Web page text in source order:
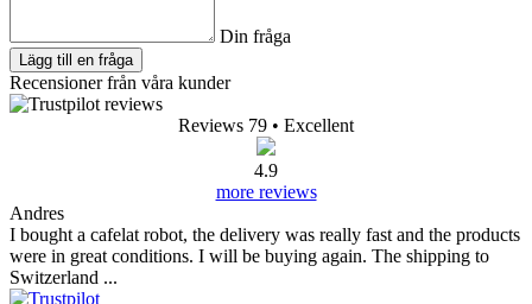
Din fråga
Lägg till en fråga
Recensioner från våra kunder
Reviews 79 • Excellent
4.9
more reviews
Andres
I bought a cafelat robot, the delivery was really fast and the products
were in great conditions. I will be buying again. The shipping to
Switzerland ...